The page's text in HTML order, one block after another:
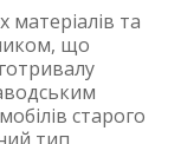
матеріалів та
що
старого